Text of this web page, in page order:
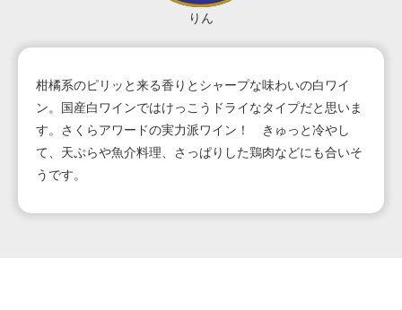
りん
柑橘系のピリッと来る香りとシャープな味わいの白ワイ
ン。国産白ワインではけっこうドライなタイプだと思いま
す。さくらアワードの実力派ワイン！ きゅっと冷やし
て、天ぷらや魚介料理、さっぱりした鶏肉などにも合いそ
うです。